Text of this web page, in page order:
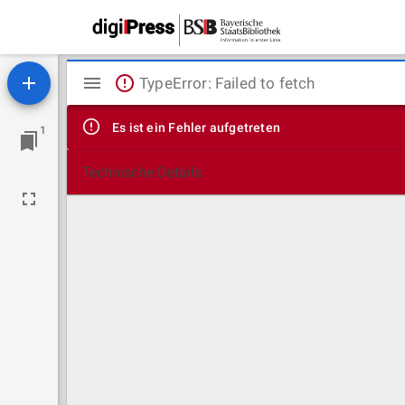
1
Mirador
Viewer
TypeError: Failed to fetch
Es ist ein Fehler aufgetreten
Technische Details